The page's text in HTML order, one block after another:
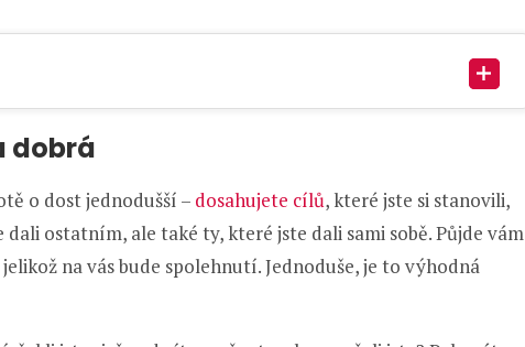
dobrá
o dost jednodušší – dosahujete cílů, které jste si stanovili,
ostatním, ale také ty, které jste dali sami sobě. Půjde vám
na vás bude spolehnutí. Jednoduše, je to výhodná